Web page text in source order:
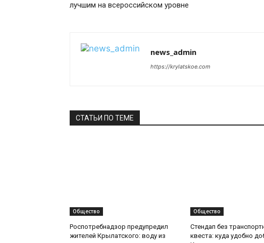
лучшим на всероссийском уровне
news_admin
https://krylatskoe.com
СТАТЬИ ПО ТЕМЕ
Общество
Роспотребнадзор предупредил
жителей Крылатского: воду из
Общество
Стендап без
квеста: куда удобно